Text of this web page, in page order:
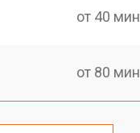
от 40 мин
от 80 мин
от 60 мин